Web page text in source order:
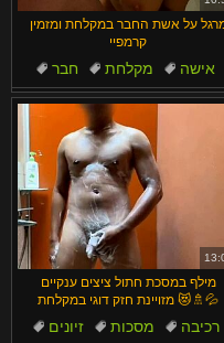
על אשת החבר במקלחת ומזמין
קרמפיי
חבר מקלחת
אישה
גייז
קרימפיי
מילף במסכת חתול ציצים ענקיים
מזויינת חזק דוגי במקלחת 😻🚿💦
זיונים מסכות
רכיבה